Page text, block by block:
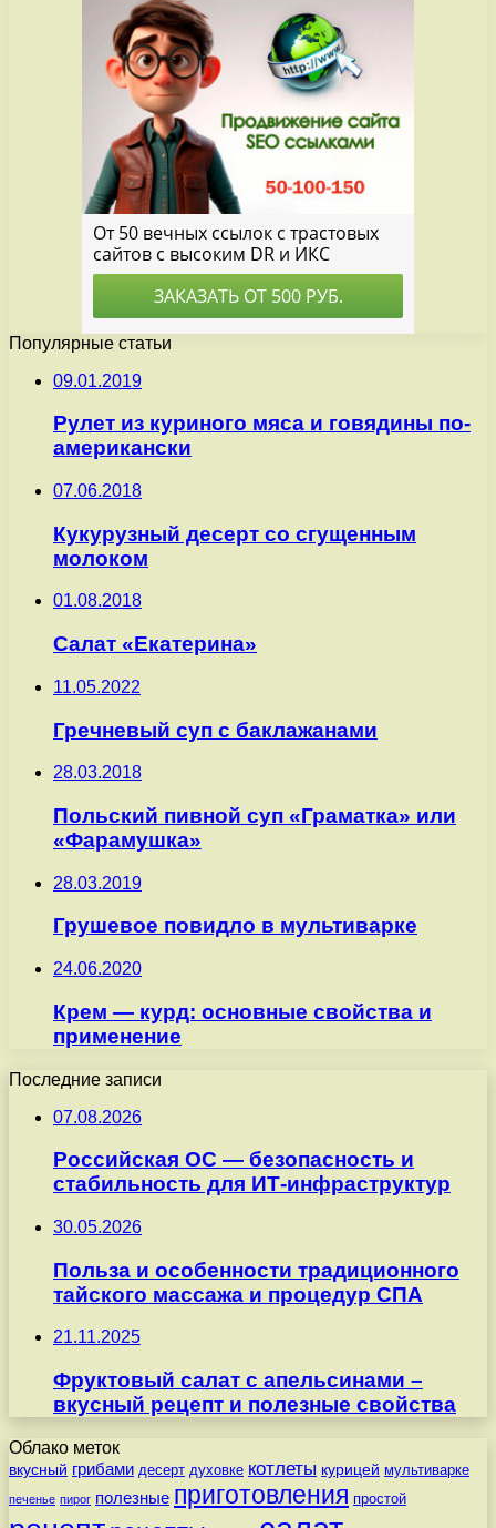
Популярные статьи
09.01.2019
Рулет из куриного мяса и говядины по-
американски
07.06.2018
Кукурузный десерт со сгущенным
молоком
01.08.2018
Салат «Екатерина»
11.05.2022
Гречневый суп с баклажанами
28.03.2018
Польский пивной суп «Граматка» или
«Фарамушка»
28.03.2019
Грушевое повидло в мультиварке
24.06.2020
Крем — курд: основные свойства и
применение
Последние записи
07.08.2026
Российская ОС — безопасность и
стабильность для ИТ-инфраструктур
30.05.2026
Польза и особенности традиционного
тайского массажа и процедур СПА
21.11.2025
Фруктовый салат с апельсинами –
вкусный рецепт и полезные свойства
Облако меток
вкусный грибами десерт духовке котлеты курицей мультиварке
печенье пирог полезные приготовления простой